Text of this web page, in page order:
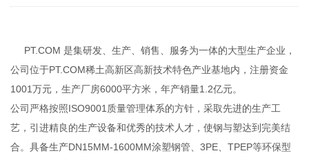
PT.COM 是集研发、生产、销售、服务为一体的大型生产企业，
公司位于PT.COM稀土高新区高新技术特色产业基地内，注册资金
1001万元，生产厂房6000平方米，年产销量1.2亿元。
公司严格按照ISO9001质量管理体系的方针，采取先进的生产工
艺，引进精良的生产设备和优秀的技术人才，使钢与塑达到完美结
合。具备生产DN15MM-1600MM涂塑钢管、3PE、TPEP等环保型